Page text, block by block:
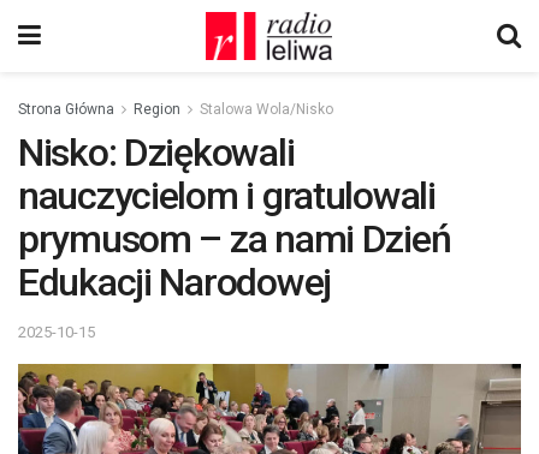
Strona Główna Region Stalowa Wola/Nisko
Nisko: Dziękowali
nauczycielom i gratulowali
prymusom – za nami Dzień
Edukacji Narodowej
2025-10-15